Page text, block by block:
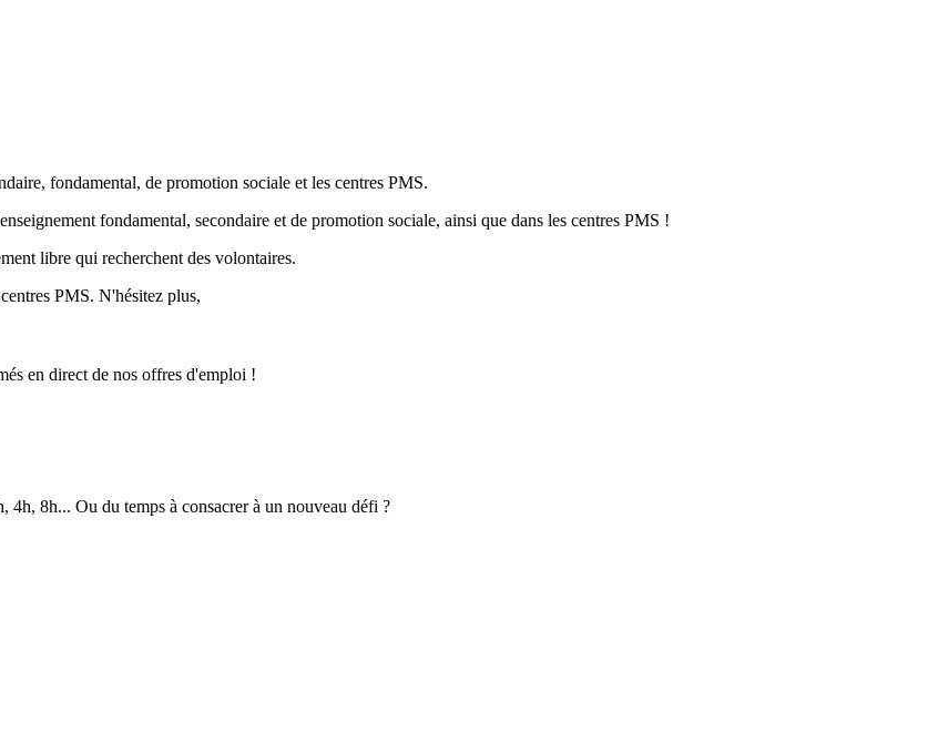
fondamental, de promotion sociale et les centres PMS.
fondamental, secondaire et de promotion sociale, ainsi que dans les centres PMS !
libre qui recherchent des volontaires.
PMS. N'hésitez plus,
en direct de nos offres d'emploi !
8h... Ou du temps à consacrer à un nouveau défi ?